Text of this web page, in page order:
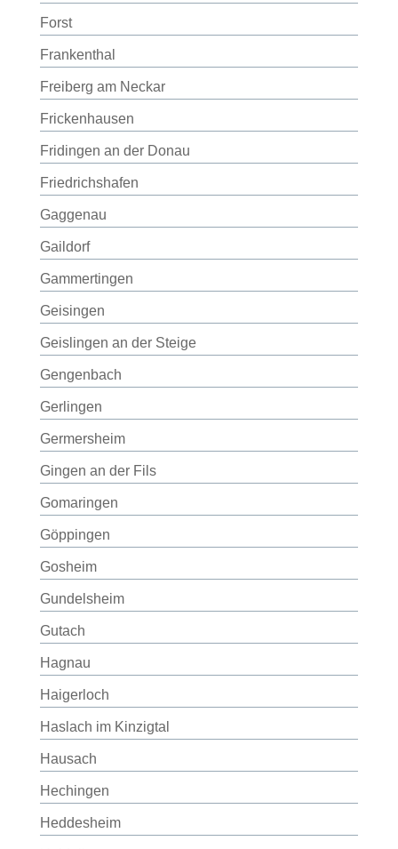
Forst
Frankenthal
Freiberg am Neckar
Frickenhausen
Fridingen an der Donau
Friedrichshafen
Gaggenau
Gaildorf
Gammertingen
Geisingen
Geislingen an der Steige
Gengenbach
Gerlingen
Germersheim
Gingen an der Fils
Gomaringen
Göppingen
Gosheim
Gundelsheim
Gutach
Hagnau
Haigerloch
Haslach im Kinzigtal
Hausach
Hechingen
Heddesheim